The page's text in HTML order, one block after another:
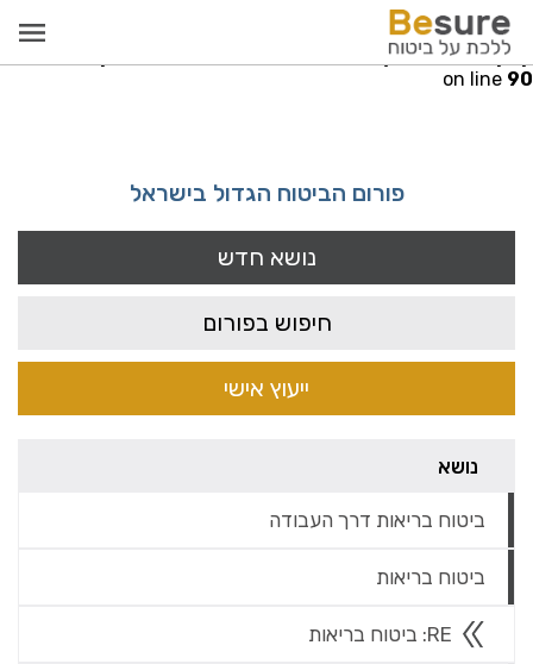
: Invalid argument supplied for foreach() in
public_html/src/models/PayCallModel.php
on line 90
פורום הביטוח הגדול בישראל
נושא חדש
חיפוש בפורום
ייעוץ אישי
נושא
ביטוח בריאות דרך העבודה
ביטוח בריאות
RE: ביטוח בריאות